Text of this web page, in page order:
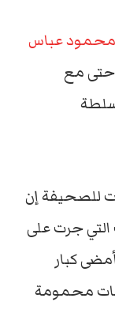
محمود عباس
حتى مع
للصحيفة إن
جرت على
كبار
محمومة